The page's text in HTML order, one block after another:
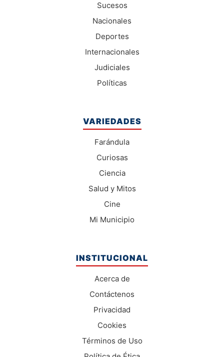
Sucesos
Nacionales
Deportes
Internacionales
Judiciales
Políticas
VARIEDADES
Farándula
Curiosas
Ciencia
Salud y Mitos
Cine
Mi Municipio
INSTITUCIONAL
Acerca de
Contáctenos
Privacidad
Cookies
Términos de Uso